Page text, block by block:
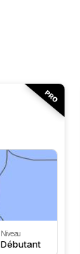
Niveau
Débutant